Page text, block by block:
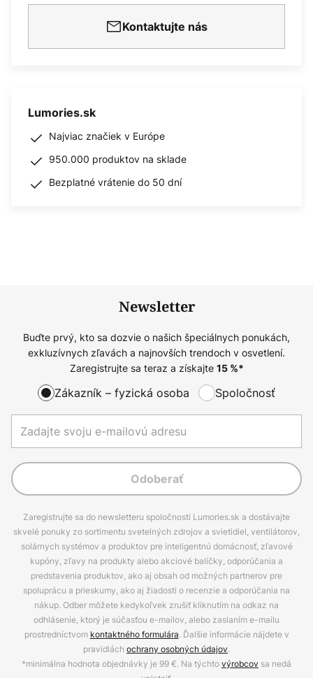
Kontaktujte nás
Lumories.sk
Najviac značiek v Európe
950.000 produktov na sklade
Bezplatné vrátenie do 50 dní
Newsletter
Buďte prvý, kto sa dozvie o našich špeciálnych ponukách,
exkluzívnych zľavách a najnovších trendoch v osvetlení.
Zaregistrujte sa teraz a získajte 15%*
Zákazník – fyzická osoba Spoločnosť
Odoberať
Zaregistrujte sa do newsletteru spoločnosti Lumories.sk a dostávajte
skvelé ponuky zo sortimentu svetelných zdrojov a svietidiel, ventilátorov,
solárnych systémov a produktov pre inteligentnú domácnosť, zľavové
kupóny, zľavy na produkty alebo akciové balíčky, odporúčania a
predstavenia produktov, ako aj obsah od možných partnerov pre
spoluprácu a prieskumy, ako aj žiadosti o recenzie a odporúčania na
nákup. Odber môžete kedykoľvek zrušiť kliknutím na odkaz na
odhlásenie, ktorý je súčasťou e-mailov, alebo zaslaním e-mailu
prostredníctvom kontaktného formulára. Ďalšie informácie nájdete v
pravidlách ochrany osobných údajov.
*minimálna hodnota objednávky je 99 €. Na týchtovýrobcov sa nedá